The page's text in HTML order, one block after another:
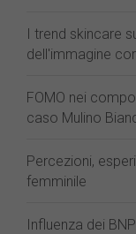
I trend skincare
dell'immagine
FOMO nei
caso Mulino
Percezioni,
femminile
Influenza dei